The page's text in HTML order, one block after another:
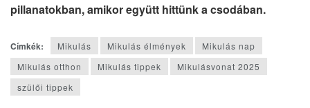
pillanatokban, amikor együtt hittünk a csodában.
Címkék: Mikulás Mikulás élmények
Mikulás nap
Mikulás otthon
Mikulás tippek
Mikulásvonat 2025
szülői tippek